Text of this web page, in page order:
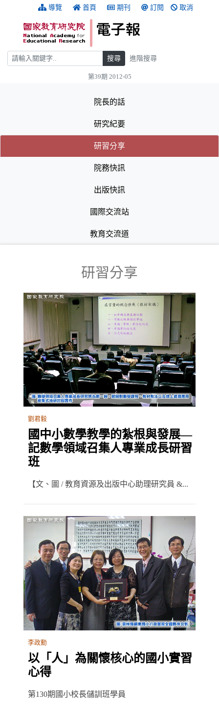
跳到主要內容 導覽 首頁 期刊 訂閱 取消
搜尋 搜尋 進階搜尋
第39期 2012-05
院長的話
研究紀要
研習分享(目前選取的頁籤)
(目前選取的頁籤)
院務快訊
出版快訊
國際交流站
教育交流道
研習分享
劉君毅
國中小數學教學的紮根與發展—
記數學領域召集人專業成長研習
班
【文、圖 / 教育資源及出版中心助理研究員 &...
李政勳
以「人」為關懷核心的國小實習
心得
第130期國小校長儲訓班學員